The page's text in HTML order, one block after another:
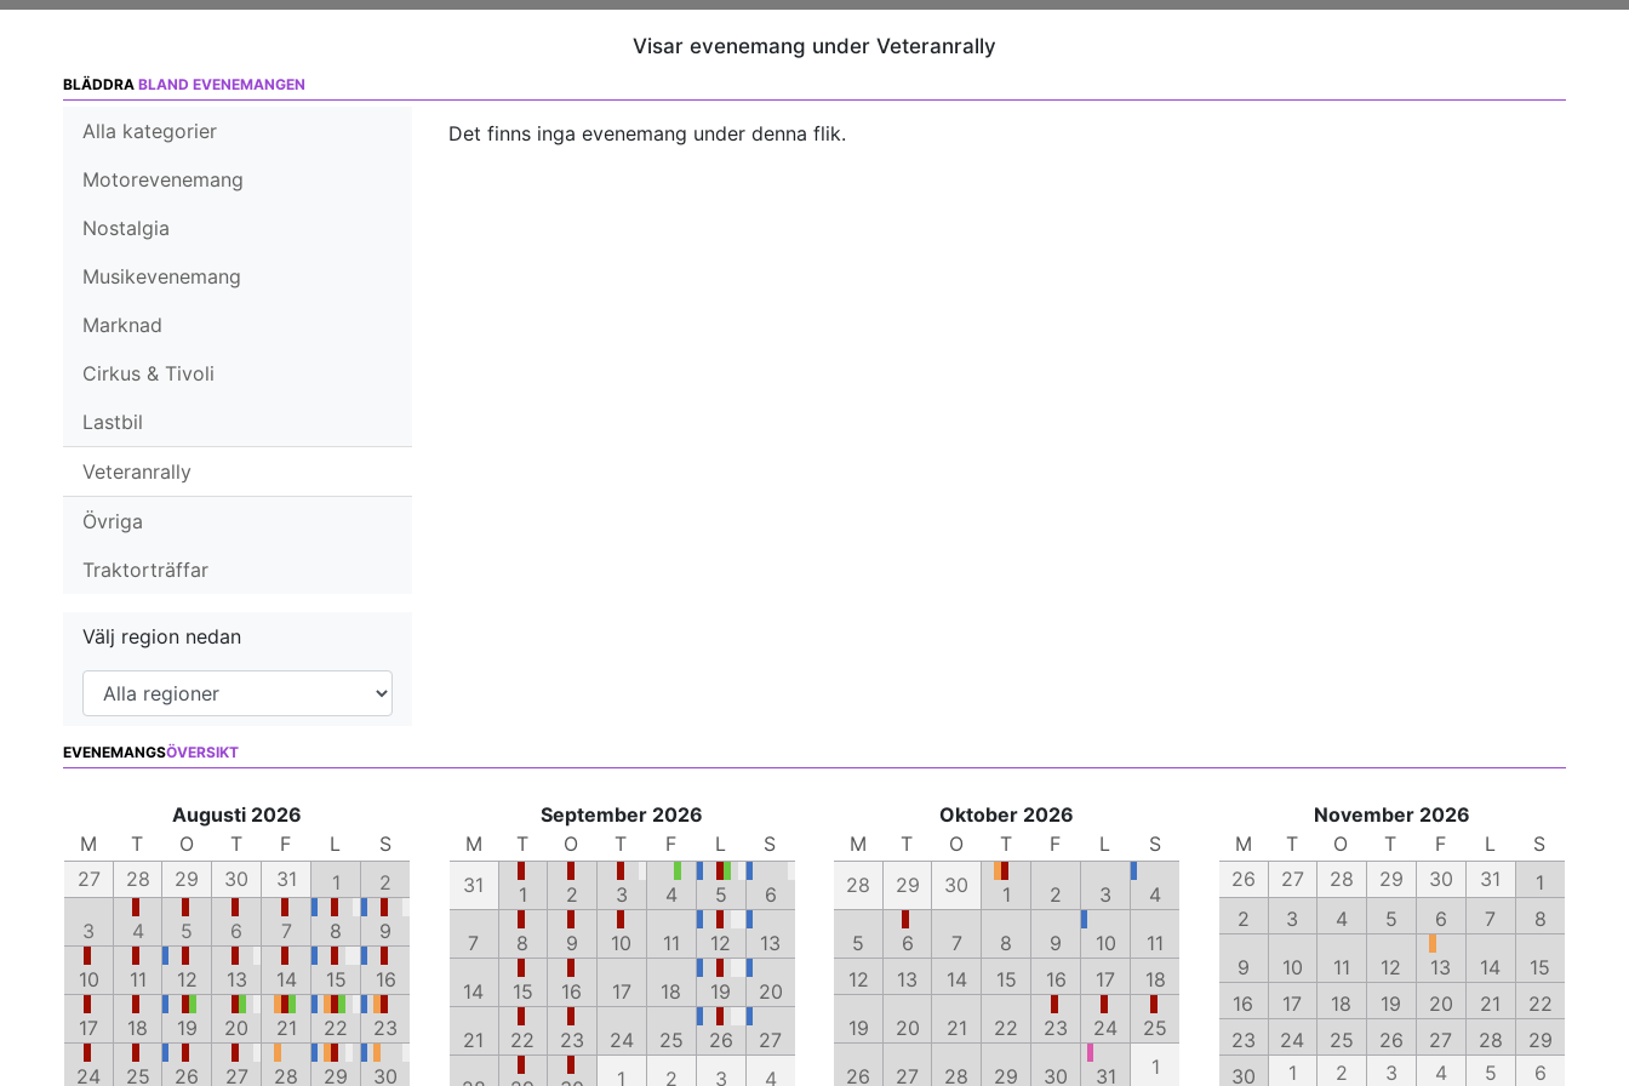
Visar evenemang under Veteranrally
BLÄDDRA BLAND EVENEMANGEN
Alla kategorier
Motorevenemang
Nostalgia
Musikevenemang
Marknad
Cirkus & Tivoli
Lastbil
Veteranrally
Övriga
Traktorträffar
Välj region nedan
Det finns inga evenemang under denna flik.
EVENEMANGSÖVERSIKT
Augusti 2026
M
T O T F L
S
27
28 29 30 31 1
2
3
4 5 6 7 8
9
10
11 12 13 14 15
16
17
18 19 20 21 22
23
24
25 26 27 28 29 30
September 2026
M
T O T F L
S
31
1 2 3 4 5
6
7
8 9 10 11 12
13
14
15 16 17 18 19
20
21
22 23 24 25 26
27
1 2 3 4
Oktober 2026
M
T O T F L
S
28
29 30 1 2 3
4
5
6 7 8 9 10
11
12
13 14 15 16 17
18
19
20 21 22 23 24
25
26
27 28 29 30 31 1
November 2026
M
T O T F L
S
26
27 28 29 30 31
1
2
3 4 5 6 7
8
9
10 11 12 13 14
15
16
17 18 19 20 21
22
23
24 25 26 27 28
29
30
1 2 3 4 5 6